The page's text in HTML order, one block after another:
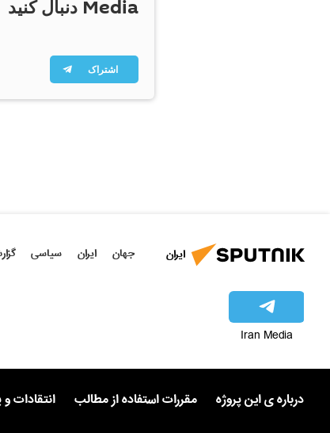
Media دنبال کنید
اشتراک
ایران جهان ایران سیاسی
Iran Media
درباره ی این پروژه مقررات استفاده از مطالب انتقادات